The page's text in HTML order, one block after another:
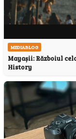
MEDIABLOG
Mayașii: Războiul
History